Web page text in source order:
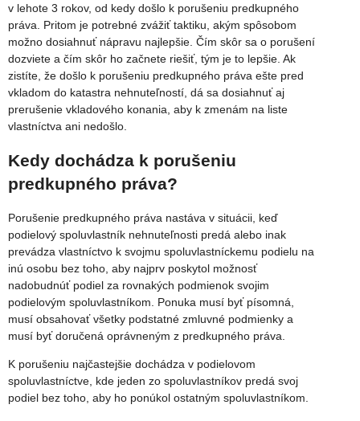
v lehote 3 rokov, od kedy došlo k porušeniu predkupného
práva. Pritom je potrebné zvážiť taktiku, akým spôsobom
možno dosiahnuť nápravu najlepšie. Čím skôr sa o porušení
dozviete a čím skôr ho začnete riešiť, tým je to lepšie. Ak
zistíte, že došlo k porušeniu predkupného práva ešte pred
vkladom do katastra nehnuteľností, dá sa dosiahnuť aj
prerušenie vkladového konania, aby k zmenám na liste
vlastníctva ani nedošlo.
Kedy dochádza k porušeniu
predkupného práva?
Porušenie predkupného práva nastáva v situácii, keď
podielový spoluvlastník nehnuteľnosti predá alebo inak
prevádza vlastníctvo k svojmu spoluvlastníckemu podielu na
inú osobu bez toho, aby najprv poskytol možnosť
nadobudnúť podiel za rovnakých podmienok svojim
podielovým spoluvlastníkom. Ponuka musí byť písomná,
musí obsahovať všetky podstatné zmluvné podmienky a
musí byť doručená oprávneným z predkupného práva.
K porušeniu najčastejšie dochádza v podielovom
spoluvlastníctve, kde jeden zo spoluvlastníkov predá svoj
podiel bez toho, aby ho ponúkol ostatným spoluvlastníkom.